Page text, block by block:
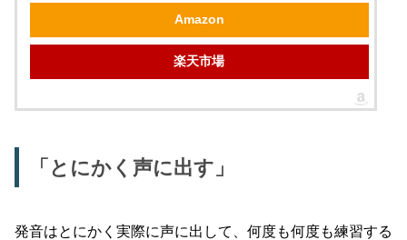
Amazon
楽天市場
「とにかく声に出す」
発音はとにかく実際に声に出して、何度も何度も練習する